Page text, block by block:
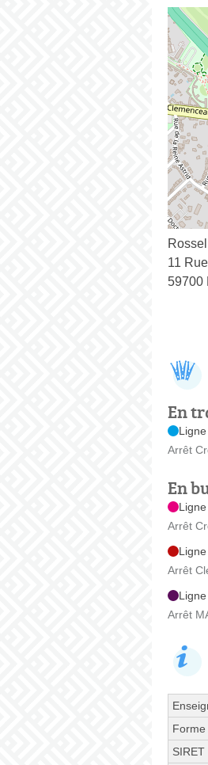
11
59700
En
Arrêt
En
Arrêt
Arrêt
Arrêt
Forme
SIRET